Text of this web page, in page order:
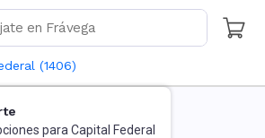
(1406)
para Capital Federal